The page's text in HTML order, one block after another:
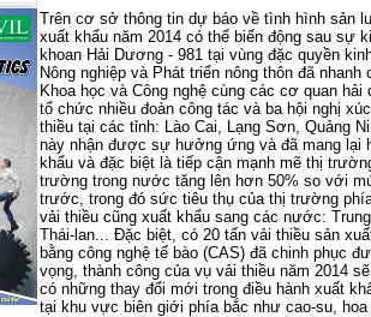
Trên cơ sở thông tin dự báo về tình hình sản
xuất khẩu năm 2014 có thể biến động sau sự
khoan Hải Dương - 981 tại vùng đặc quyền
Nông nghiệp và Phát triển nông thôn đã
Khoa học và Công nghệ cùng các cơ quan
tổ chức nhiều đoàn công tác và ba hội nghị
thiều tại các tỉnh: Lào Cai, Lạng Sơn, Quảng
này nhận được sự hưởng ứng và đã mang
khẩu và đặc biệt là tiếp cận mạnh mẽ thị
trường trong nước tăng lên hơn 50% so với
trước, trong đó sức tiêu thụ của thị trường
vải thiều cũng xuất khẩu sang các nước:
Thái-lan... Ðặc biệt, có 20 tấn vải thiều sản
bằng công nghệ tế bào (CAS) đã chinh phục
vọng, thành công của vụ vải thiều năm 2014
có những thay đổi mới trong điều hành xuất
tại khu vực biên giới phía bắc như cao-su,